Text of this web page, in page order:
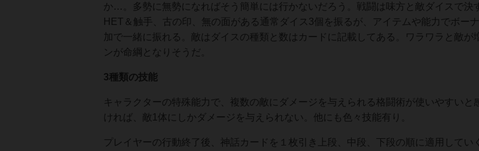
か…。多勢に無勢になればそう簡単には行かないだろう。戦闘は味方と敵ダイスで決
HET＆触手、古の印、無の面がある通常ダイス3個を振るが、アイテムや能力でボー
加で一緒に振れる。敵はダイスの種類と数はカードに記載してある。ワラワラと敵が
ンが命綱となりそうだ。
3種類の技能
キャラクターの特殊能力で、複数の敵にダメージを与えられる格闘術が使いやすいと
ければ、敵1体にしかダメージを与えられない。他にも色々技能有り。
プレイヤーの行動終了後、神話カードを１枚引き上段、中段、下段の順に適用してい